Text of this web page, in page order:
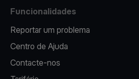
Funcionalidades
Reportar um problema
Centro de Ajuda
Contacte-nos